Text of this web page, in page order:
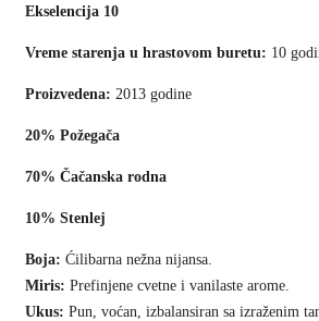
Ekselencija 10
Vreme starenja u hrastovom buretu: 10
Proizvedena:2013 godine
20% Požegača
70% Čačanska rodna
10% Stenlej
Boja: Ćilibarna nežna nijansa.
Miris: Prefinjene cvetne i vanilaste arome.
Ukus: Pun, voćan, izbalansiran sa izraženim